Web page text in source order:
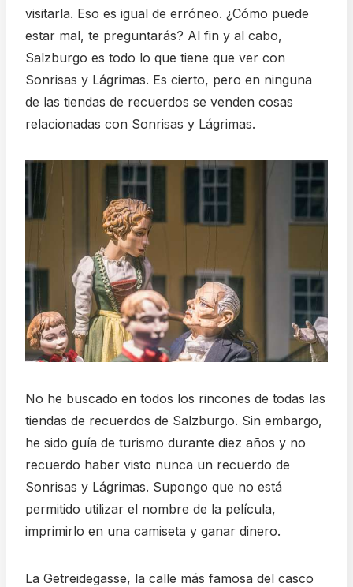
visitarla. Eso es igual de erróneo. ¿Cómo puede
estar mal, te preguntarás? Al fin y al cabo,
Salzburgo es todo lo que tiene que ver con
Sonrisas y Lágrimas. Es cierto, pero en ninguna
de las tiendas de recuerdos se venden cosas
relacionadas con Sonrisas y Lágrimas.
No he buscado en todos los rincones de todas las
tiendas de recuerdos de Salzburgo. Sin embargo,
he sido guía de turismo durante diez años y no
recuerdo haber visto nunca un recuerdo de
Sonrisas y Lágrimas. Supongo que no está
permitido utilizar el nombre de la película,
imprimirlo en una camiseta y ganar dinero.
La Getreidegasse, la calle más famosa del casco